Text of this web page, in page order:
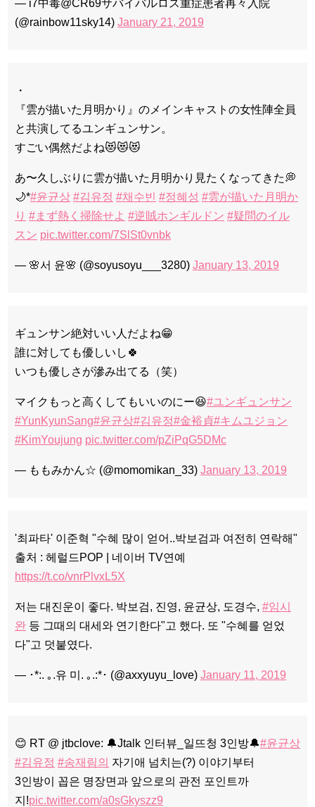
— i7中毒@CR69サバイバルロス重症患者再々入院
(@rainbow11sky14) January 21, 2019
・
『雲が描いた月明かり』のメインキャストの女性陣全員
と共演してるユンギュンサン。
すごい偶然だよね😻😻😻
あ〜久しぶりに雲が描いた月明かり見たくなってきた💭
🌙*#윤균상 #김유정 #채수빈 #정혜성 #雲が描いた月明か
り #まず熱く掃除せよ #逆賊ホンギルドン #疑問のイル
スン pic.twitter.com/7SlSt0vnbk
— 🌸서 윤🌸 (@soyusoyu___3280) January 13, 2019
ギュンサン絶対いい人だよね😁
誰に対しても優しいし🍀
いつも優しさが滲み出てる（笑）
マイクもっと高くしてもいいのにー😆#ユンギュンサン
#YunKyunSang#윤균상#김유정#金裕貞#キムユジョン
#KimYoujung pic.twitter.com/pZiPqG5DMc
— ももみかん☆ (@momomikan_33) January 13, 2019
'최파타' 이준혁 "수혜 많이 얻어..박보검과 여전히 연락해"
출처 : 헤럴드POP | 네이버 TV연예
https://t.co/vnrPlvxL5X
저는 대진운이 좋다. 박보검, 진영, 윤균상, 도경수, #임시
완 등 그때의 대세와 연기한다"고 했다. 또 "수혜를 얻었
다"고 덧붙였다.
— ･*:. ｡.유 미. ｡.:*･ (@axxyuyu_love) January 11, 2019
😊 RT @ jtbclove: 🔔Jtalk 인터뷰_일뜨청 3인방🔔#윤균상
#김유정 #송재림의 자기애 넘치는(?) 이야기부터
3인방이 꼽은 명장면과 앞으로의 관전 포인트까
지!pic.twitter.com/a0sGkyszz9